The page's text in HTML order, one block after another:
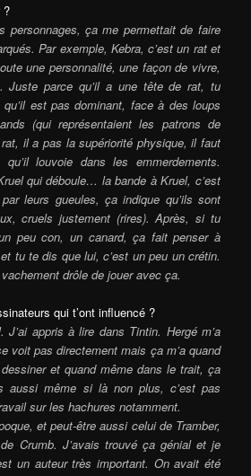
?
personnages, ça me permettait de faire
Par exemple, Kebra, c’est un rat et
une personnalité, une façon de vivre,
Juste parce qu’il a une tête de rat, tu
qu’il est pas dominant, face à des loups
(qui représentaient les patrons de
il a pas la supériorité physique, il faut
qu’il louvoie dans les emmerdements.
qui déboule… la bande à Kruel, c’est
leurs gueules, ça indique qu’ils sont
cruels justement (rires). Après, si tu
peu con, un canard, ça fait penser à
tu te dis que lui, c’est un peu un crétin.
drôle de jouer avec ça.
qui t’ont influencé ?
J’ai appris à lire dans Tintin. Hergé m’a
voit pas directement mais ça m’a quand
et quand même dans le trait, ça
aussi même si là non plus, c’est pas
sur les hachures notamment.
et peut-être aussi celui de Tramber,
Crumb. J’avais trouvé ça génial et je
un auteur très important. On avait été